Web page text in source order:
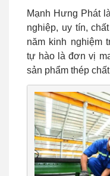
Mạnh Hưng Phát
nghiệp, uy tín,
năm kinh nghiệm
tự hào là đơn vị
sản phẩm thép